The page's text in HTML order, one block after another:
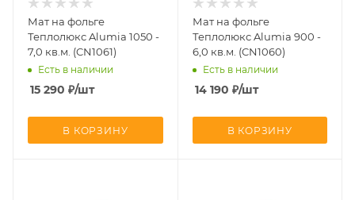
Мат на фольге
Теплолюкс Alumia 1050 -
7,0 кв.м. (CN1061)
Есть в наличии
15 290 ₽/шт
В КОРЗИНУ
Мат на фольге
Теплолюкс Alumia 900 -
6,0 кв.м. (CN1060)
Есть в наличии
14 190 ₽/шт
В КОРЗИНУ